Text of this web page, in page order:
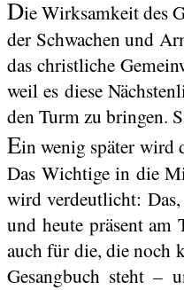
Die Wirksamkeit des
der Schwachen und
das christliche
weil es diese
den Turm zu bringen.
Ein wenig später wird
Das Wichtige in die
wird verdeutlicht:
und heute präsent
auch für die, die noch
Gesangbuch steht –